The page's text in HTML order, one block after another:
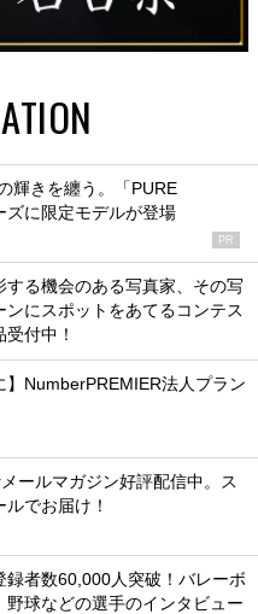
輝きを纏う。「PURE
ズに限定モデルが登場
PR
する機会のある写真家、その写
にスポットをあてるコンテス
受付中！
】NumberPREMIER法人プラン
ールマガジン好評配信中。ス
でお届け！
録者数60,000人突破！バレーボ
野球などの選手のインタビュー